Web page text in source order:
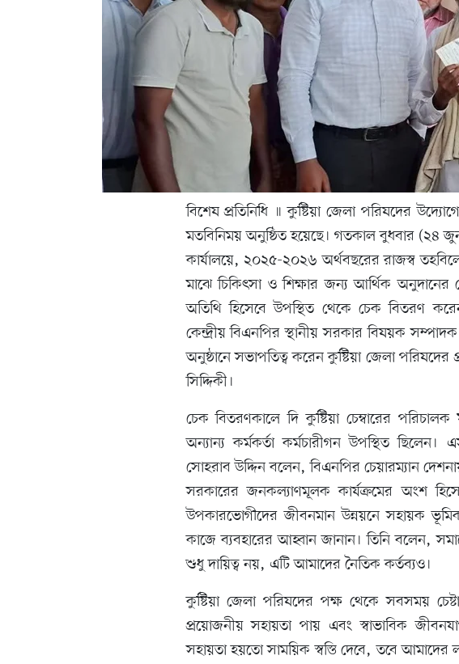
বিশেষ প্রতিনিধি ॥ কুষ্টিয়া জেলা পরিষদের
মতবিনিময় অনুষ্ঠিত হয়েছে। গতকাল বুধবার (২৪
কার্যালয়ে, ২০২৫-২০২৬ অর্থবছরের রাজস্ব
মাঝে চিকিৎসা ও শিক্ষার জন্য আর্থিক অনুদানের
অতিথি হিসেবে উপস্থিত থেকে চেক বিতরণ
কেন্দ্রীয় বিএনপির স্থানীয় সরকার বিষয়ক
অনুষ্ঠানে সভাপতিত্ব করেন কুষ্টিয়া জেলা পরিষদের
সিদ্দিকী।
চেক বিতরণকালে দি কুষ্টিয়া চেম্বারের
অন্যান্য কর্মকর্তা কর্মচারীগন উপস্থিত
সোহরাব উদ্দিন বলেন, বিএনপির চেয়ারম্যান
সরকারের জনকল্যাণমূলক কার্যক্রমের অংশ
উপকারভোগীদের জীবনমান উন্নয়নে সহায়ক
কাজে ব্যবহারের আহ্বান জানান। তিনি বলেন,
শুধু দায়িত্ব নয়, এটি আমাদের নৈতিক কর্তব্যও।
কুষ্টিয়া জেলা পরিষদের পক্ষ থেকে সবসময়
প্রয়োজনীয় সহায়তা পায় এবং স্বাভাবিক
সহায়তা হয়তো সাময়িক স্বস্তি দেবে, তবে